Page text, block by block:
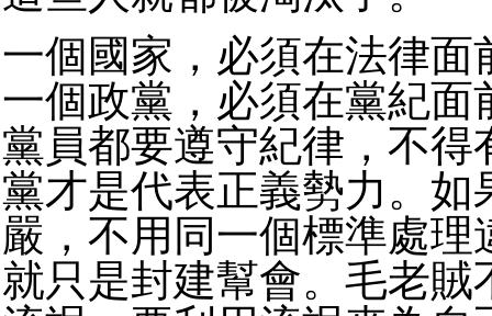
一個國家，必須在法律面
一個政黨，必須在黨紀面
黨員都要遵守紀律，不得
黨才是代表正義勢力。如
嚴，不用同一個標準處理
就只是封建幫會。毛老賊